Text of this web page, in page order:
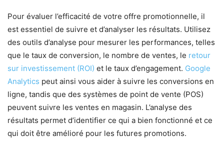
Pour évaluer l’efficacité de votre offre promotionnelle, il
est essentiel de suivre et d’analyser les résultats. Utilisez
des outils d’analyse pour mesurer les performances, telles
que le taux de conversion, le nombre de ventes, le retour
sur investissement (ROI) et le taux d’engagement. Google
Analytics peut ainsi vous aider à suivre les conversions en
ligne, tandis que des systèmes de point de vente (POS)
peuvent suivre les ventes en magasin. L’analyse des
résultats permet d’identifier ce qui a bien fonctionné et ce
qui doit être amélioré pour les futures promotions.